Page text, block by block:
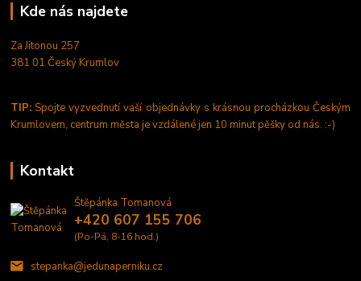
Kde nás najdete
Za Jitonou 257
381 01 Český Krumlov
TIP: Spojte vyzvednutí vaší objednávky s krásnou procházkou Českým
Krumlovem, centrum města je vzdálené jen 10 minut pěšky od nás. :-)
Kontakt
Štěpánka Tomanová
+420 607 155 706
(Po-Pá, 8-16 hod.)
stepanka@jedunaperniku.cz